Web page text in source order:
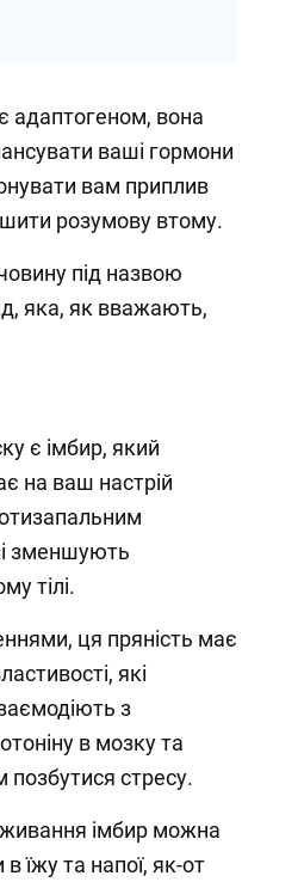
адаптогеном, вона
ваші гормони
вам приплив
розумову втому.
під назвою
яка, як вважають,
є імбир, який
на ваш настрій
зменшують
тілі.
ця пряність має
які
з
в мозку та
стресу.
імбир можна
їжу та напої, як-от